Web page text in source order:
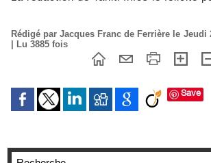
Rédigé par Jacques Franc de Ferrière le Jeudi
| Lu 3885 fois
Save